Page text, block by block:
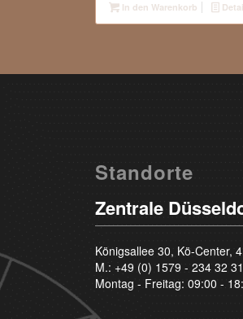
In den Warenkorb
Standorte
Zentrale
Königsallee 30, Kö-Center,
M.: +49 (0) 1579 - 234 32 31
Montag - Freitag: 09:00 -